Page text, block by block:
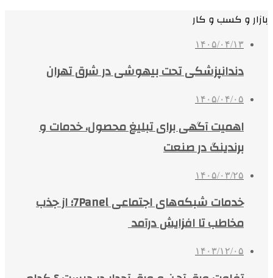
بازار و کسب و کار
۱۴۰۵/۰۴/۱۳
دندانپزشکی تحت بیهوشی در شرق تهران
۱۴۰۵/۰۴/۰۵
اهمیت آگهی برای تبلیغ محصول، خدمات و
برندینگ در صنعت
۱۴۰۵/۰۳/۲۵
خدمات شبکه‌های اجتماعی 7Panel؛ از جذب
مخاطب تا افزایش درآمد
۱۴۰۳/۱۲/۰۵